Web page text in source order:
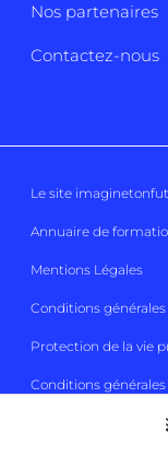
Nos partenaires
Contactez-nous
Le site
Annuaire de
Mentions Légales
Conditions générales
Protection de la vie
Conditions